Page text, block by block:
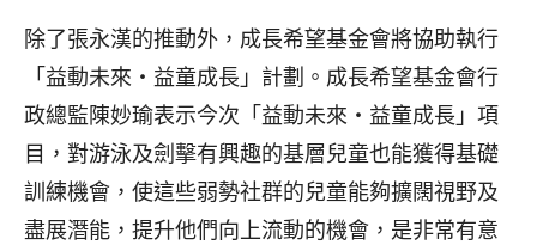
除了張永漢的推動外，成長希望基金會將協助執行
「益動未來‧益童成長」計劃。成長希望基金會行
政總監陳妙瑜表示今次「益動未來‧益童成長」項
目，對游泳及劍擊有興趣的基層兒童也能獲得基礎
訓練機會，使這些弱勢社群的兒童能夠擴闊視野及
盡展潛能，提升他們向上流動的機會，是非常有意